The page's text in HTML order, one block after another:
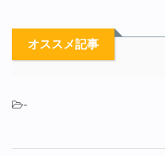
オススメ記事
-